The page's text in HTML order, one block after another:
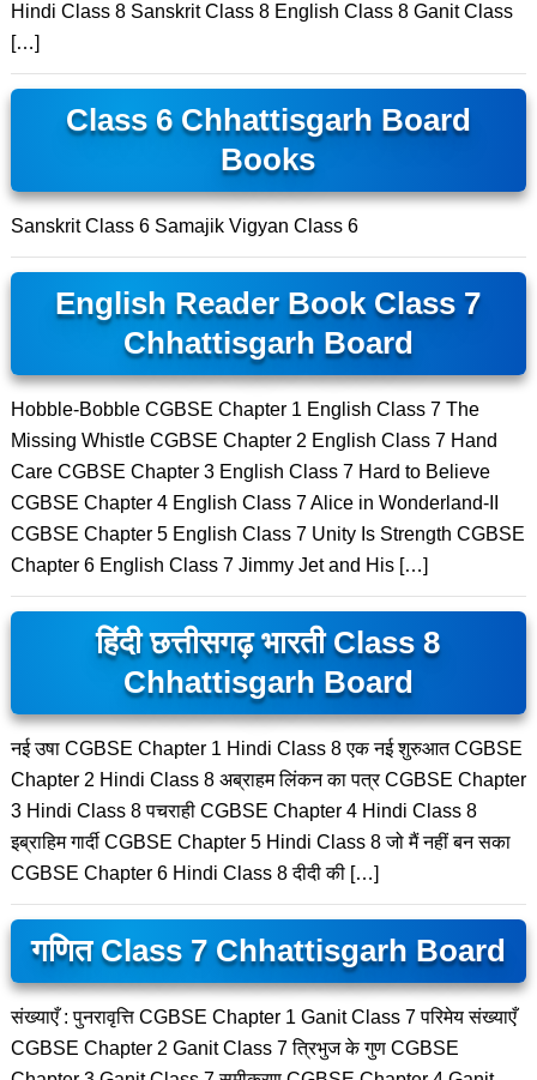
Hindi Class 8 Sanskrit Class 8 English Class 8 Ganit Class
[…]
Class 6 Chhattisgarh Board
Books
Sanskrit Class 6 Samajik Vigyan Class 6
English Reader Book Class 7
Chhattisgarh Board
Hobble-Bobble CGBSE Chapter 1 English Class 7 The
Missing Whistle CGBSE Chapter 2 English Class 7 Hand
Care CGBSE Chapter 3 English Class 7 Hard to Believe
CGBSE Chapter 4 English Class 7 Alice in Wonderland-II
CGBSE Chapter 5 English Class 7 Unity Is Strength CGBSE
Chapter 6 English Class 7 Jimmy Jet and His […]
हिंदी छत्तीसगढ़ भारती Class 8
Chhattisgarh Board
नई उषा CGBSE Chapter 1 Hindi Class 8 एक नई शुरुआत CGBSE
Chapter 2 Hindi Class 8 अब्राहम लिंकन का पत्र CGBSE Chapter
3 Hindi Class 8 पचराही CGBSE Chapter 4 Hindi Class 8
इब्राहिम गार्दी CGBSE Chapter 5 Hindi Class 8 जो मैं नहीं बन सका
CGBSE Chapter 6 Hindi Class 8 दीदी की […]
गणित Class 7 Chhattisgarh Board
संख्याएँ : पुनरावृत्ति CGBSE Chapter 1 Ganit Class 7 परिमेय संख्याएँ
CGBSE Chapter 2 Ganit Class 7 त्रिभुज के गुण CGBSE